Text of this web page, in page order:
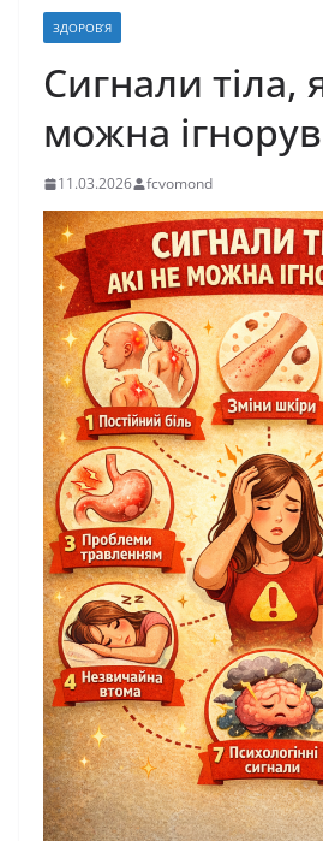
ЗДОРОВ’Я
Сигнали тіла,
можна
11.03.2026 fcvomond